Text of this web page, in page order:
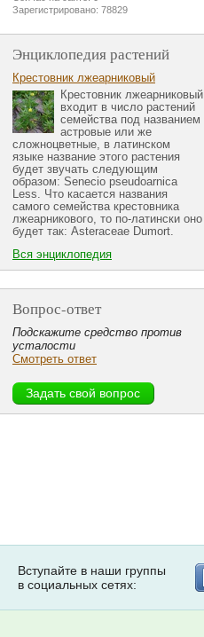
Зарегистрировано: 78829
Энциклопедия растений
Крестовник лжеарниковый
Крестовник лжеарниковый
входит в число растений
семейства под названием
астровые или же
сложноцветные, в латинском
языке название этого растения
будет звучать следующим
образом: Senecio pseudoarnica
Less. Что касается названия
самого семейства крестовника
лжеарникового, то по-латински оно
будет так: Asteraceae Dumort.
Вся энциклопедия
Вопрос-ответ
Подскажите средство против
усталости
Смотреть ответ
Вступайте в наши группы
в социальных сетях: